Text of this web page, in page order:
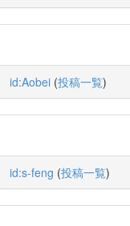
id:Aobei (投稿一覧)
id:s-feng (投稿一覧)